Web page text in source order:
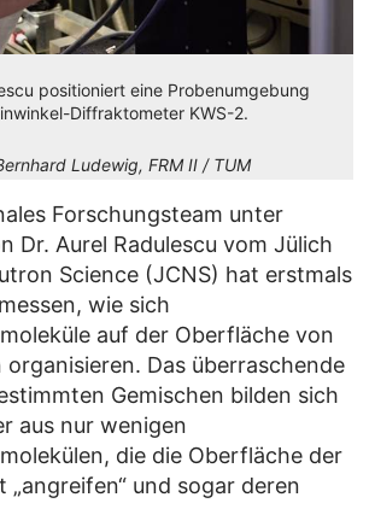
positioniert eine Probenumgebung
Diffraktometer KWS-2.
Ludewig, FRM II / TUM
Forschungsteam unter
Dr. Aurel Radulescu vom Jülich
Science (JCNS) hat erstmals
wie sich
auf der Oberfläche von
Das überraschende
Gemischen bilden sich
aus nur wenigen
die die Oberfläche der
„angreifen“ und sogar deren